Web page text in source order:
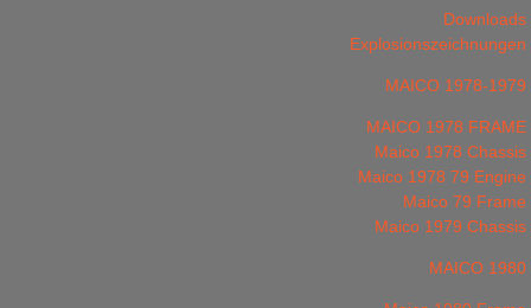
Downloads
Explosionszeichnungen
MAICO 1978-1979
MAICO 1978 FRAME
Maico 1978 Chassis
Maico 1978 79 Engine
Maico 79 Frame
Maico 1979 Chassis
MAICO 1980